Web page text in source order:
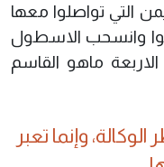
التي تواصلوا معها
وانسحب الاسطول
ماهو القاسم
وإنما تعبر